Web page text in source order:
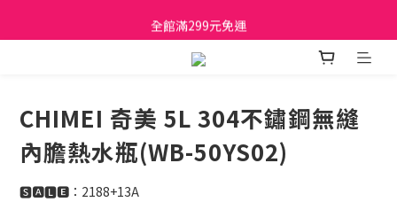
日立家電、國際牌 原廠管制價格 私訊優惠價
全館滿299元免運
日立家電、國際牌 原廠管制價格 私訊優惠價
CHIMEI 奇美 5L 304不鏽鋼無縫
內膽熱水瓶(WB-50YS02)
🆂🅰🅻🅴：2188+13A